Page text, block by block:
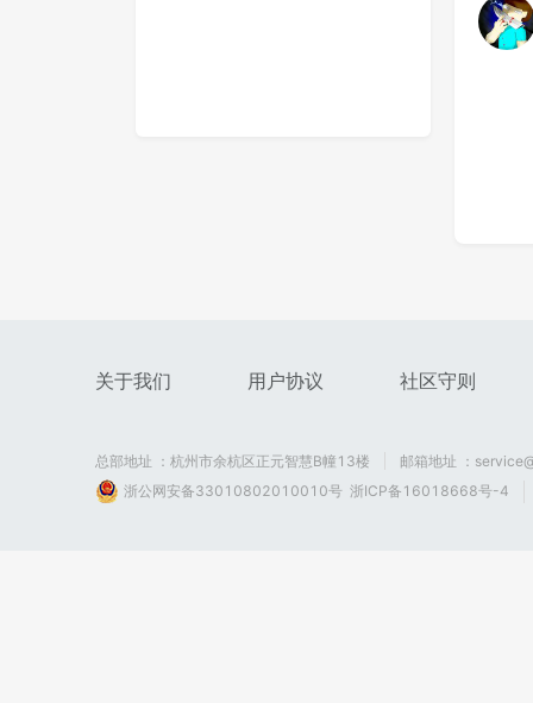
253 0 0 311
关于我们 用户协议 社区守则
总部地址 ：杭州市余杭区正元智慧B幢13楼
邮箱地址 ：
浙公网安备33010802010010号 浙ICP备16018668号-4